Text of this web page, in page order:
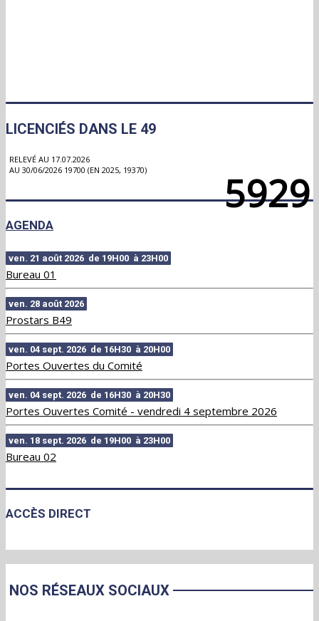
LICENCIÉS DANS LE 49
RELEVÉ AU 17.07.2026
AU 30/06/2026 19700 (EN 2025, 19370)
5929
AGENDA
ven. 21 août 2026 de 19H00 à 23H00
Bureau 01
ven. 28 août 2026
Prostars B49
ven. 04 sept. 2026 de 16H30 à 20H00
Portes Ouvertes du Comité
ven. 04 sept. 2026 de 16H30 à 20H30
Portes Ouvertes Comité - vendredi 4 septembre 2026
ven. 18 sept. 2026 de 19H00 à 23H00
Bureau 02
ACCÈS DIRECT
NOS RÉSEAUX SOCIAUX